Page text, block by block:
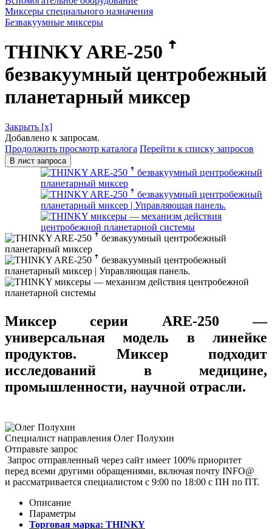
Миксеры специального назначения
Безвакуумные миксеры
THINKY ARE-250 ꜛ
безвакуумный центробежный
планетарный миксер
Закрыть [x]
Добавлено к запросам.
Продолжить просмотр каталога Перейти к списку запросов
В лист запроса
Миксер серии ARE-250 —
универсальная модель в линейке
продуктов. Миксер подходит
исследований в медицине,
промышленности, научной отрасли.
Специалист направления Олег Полухин
Отправьте запрос
Запрос отправленный через сайт имеет 100% приоритет
перед всеми другими обращениями, включая почту INFO@
и рассматривается специалистом с 9:00 по 18:00 с ПН по ПТ.
Описание
Параметры
Торговая марка: THINKY